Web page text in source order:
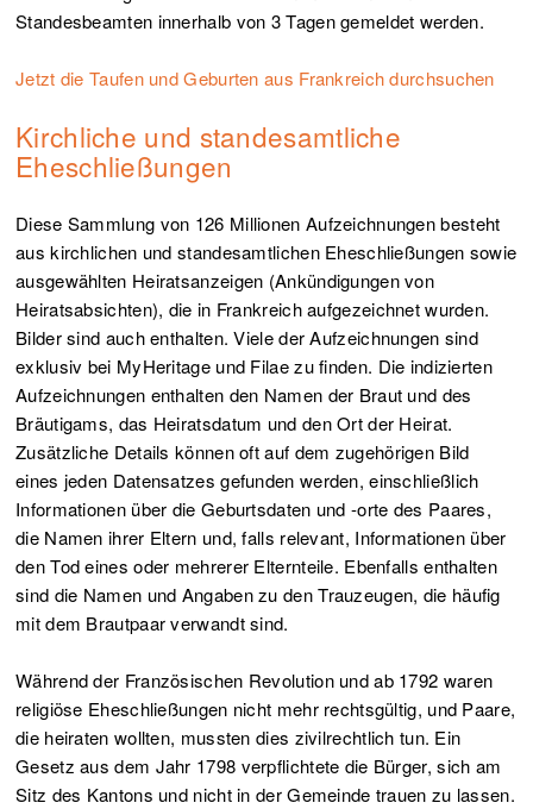
Standesbeamten innerhalb von 3 Tagen gemeldet werden.
Jetzt die Taufen und Geburten aus Frankreich durchsuchen
Kirchliche und standesamtliche
Eheschließungen
Diese Sammlung von 126 Millionen Aufzeichnungen besteht
aus kirchlichen und standesamtlichen Eheschließungen sowie
ausgewählten Heiratsanzeigen (Ankündigungen von
Heiratsabsichten), die in Frankreich aufgezeichnet wurden.
Bilder sind auch enthalten. Viele der Aufzeichnungen sind
exklusiv bei MyHeritage und Filae zu finden. Die indizierten
Aufzeichnungen enthalten den Namen der Braut und des
Bräutigams, das Heiratsdatum und den Ort der Heirat.
Zusätzliche Details können oft auf dem zugehörigen Bild
eines jeden Datensatzes gefunden werden, einschließlich
Informationen über die Geburtsdaten und -orte des Paares,
die Namen ihrer Eltern und, falls relevant, Informationen über
den Tod eines oder mehrerer Elternteile. Ebenfalls enthalten
sind die Namen und Angaben zu den Trauzeugen, die häufig
mit dem Brautpaar verwandt sind.
Während der Französischen Revolution und ab 1792 waren
religiöse Eheschließungen nicht mehr rechtsgültig, und Paare,
die heiraten wollten, mussten dies zivilrechtlich tun. Ein
Gesetz aus dem Jahr 1798 verpflichtete die Bürger, sich am
Sitz des Kantons und nicht in der Gemeinde trauen zu lassen.